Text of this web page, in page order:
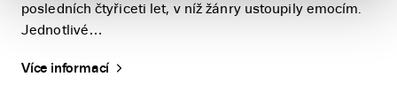
posledních čtyřiceti let, v níž žánry ustoupily emocím.
Jednotlivé…
Více informací